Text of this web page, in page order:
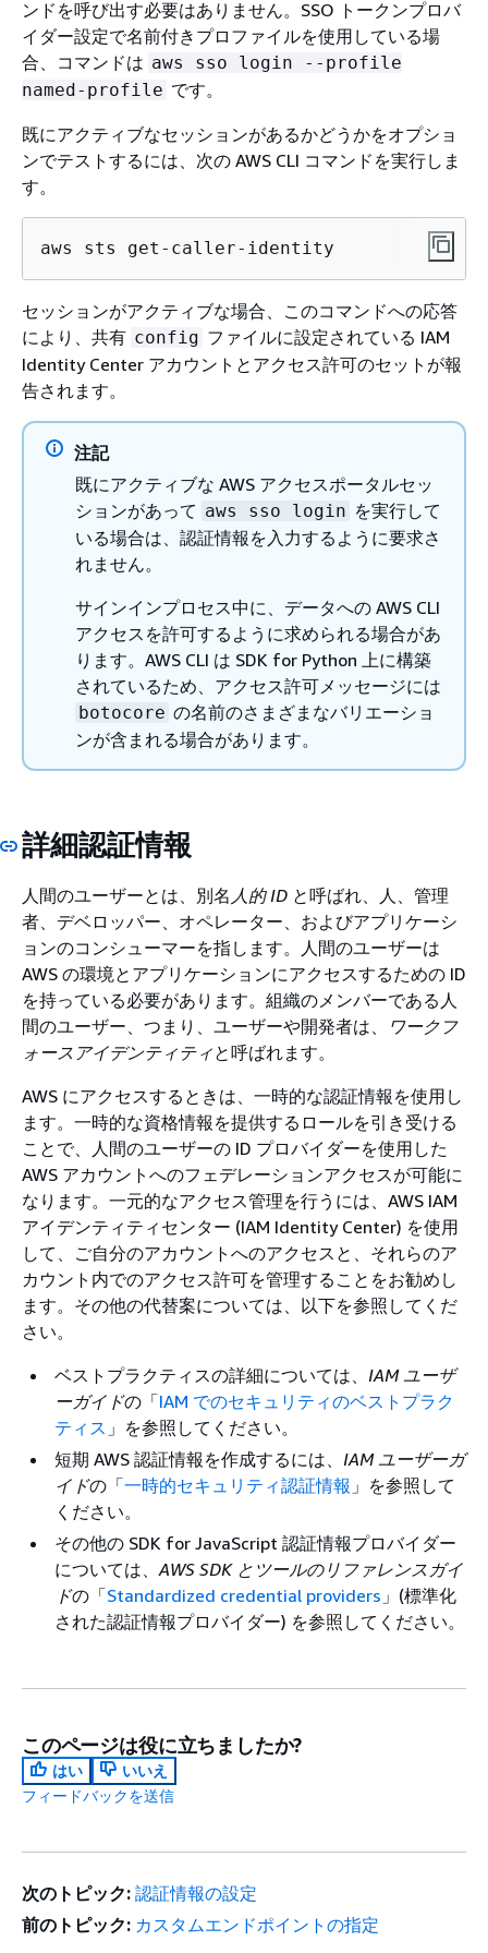
ンドを呼び出す必要はありません。SSO トークンプロバ
イダー設定で名前付きプロファイルを使用している場
合、コマンドは aws sso login --profile
named-profile です。
既にアクティブなセッションがあるかどうかをオプショ
ンでテストするには、次の AWS CLI コマンドを実行しま
す。
aws sts get-caller-identity
セッションがアクティブな場合、このコマンドへの応答
により、共有 config ファイルに設定されている IAM
Identity Center アカウントとアクセス許可のセットが報
告されます。
注記
既にアクティブな AWS アクセスポータルセッ
ションがあって aws sso login を実行して
いる場合は、認証情報を入力するように要求さ
れません。
サインインプロセス中に、データへの AWS CLI
アクセスを許可するように求められる場合があ
ります。AWS CLI は SDK for Python 上に構築
されているため、アクセス許可メッセージには
botocore の名前のさまざまなバリエーショ
ンが含まれる場合があります。
詳細認証情報
人間のユーザーとは、別名 人的 ID と呼ばれ、人、管理
者、デベロッパー、オペレーター、およびアプリケーシ
ョンのコンシューマーを指します。人間のユーザーは
AWS の環境とアプリケーションにアクセスするための ID
を持っている必要があります。組織のメンバーである人
間のユーザー、つまり、ユーザーや開発者は、
ワークフ
ォースアイデンティティと呼ばれます。
AWS にアクセスするときは、一時的な認証情報を使用し
ます。一時的な資格情報を提供するロールを引き受ける
ことで、人間のユーザーの ID プロバイダーを使用した
AWS アカウントへのフェデレーションアクセスが可能に
なります。一元的なアクセス管理を行うには、AWS IAM
アイデンティティセンター (IAM Identity Center) を使用
して、ご自分のアカウントへのアクセスと、それらのア
カウント内でのアクセス許可を管理することをお勧めし
ます。その他の代替案については、以下を参照してくだ
さい。
ベストプラクティスの詳細については、 IAM ユーザ
ーガイドの「IAM でのセキュリティのベストプラク
ティス 」を参照してください。
短期 AWS 認証情報を作成するには、 IAM ユーザーガ
イドの「一時的セキュリティ認証情報 」を参照して
ください。
その他の SDK for JavaScript 認証情報プロバイダー
については、AWS SDK とツールのリファレンスガイ
ドの「Standardized credential providers 」(標準化
された認証情報プロバイダー) を参照してください。
このページは役に立ちましたか?
はい
いいえ
フィードバックを送信
次のトピック: 認証情報の設定
前のトピック: カスタムエンドポイントの指定